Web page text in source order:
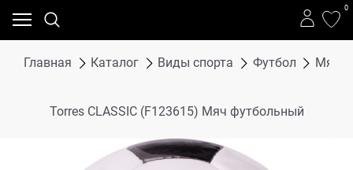
0
Главная Каталог Виды спорта Футбол Мячи
Torres CLASSIC (F123615) Мяч футбольный